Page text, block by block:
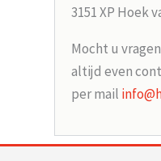
3151 XP Hoek
Mocht u
altijd even
per mail